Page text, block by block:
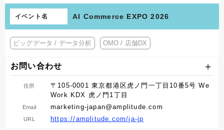
イベント名 AI Commerce EXPO 2026
ビッグデータ / データ分析 OMO / 店舗DX
お問い合わせ
住所
〒105-0001 東京都港区虎ノ門一丁目10番5号 We
Work KDX 虎ノ門1丁目
Email marketing-japan@amplitude.com
URL https://amplitude.com/ja-jp